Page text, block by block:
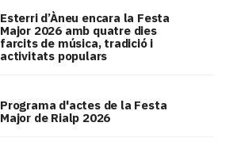
Esterri d’Àneu encara la Festa
Major 2026 amb quatre dies
farcits de música, tradició i
activitats populars
Programa d'actes de la Festa
Major de Rialp 2026